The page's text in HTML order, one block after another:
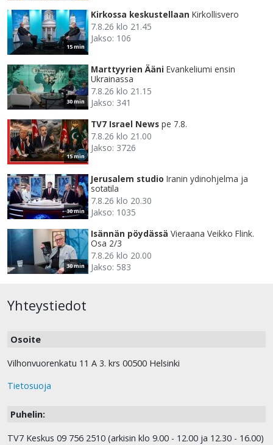
15 min
Kirkossa keskustellaan Kirkollisvero
7.8.26 klo 21.45
Jakso: 106
30 min
Marttyyrien Ääni Evankeliumi ensin
Ukrainassa
7.8.26 klo 21.15
Jakso: 341
15 min
TV7 Israel News pe 7.8.
7.8.26 klo 21.00
Jakso: 3726
30 min
Jerusalem studio Iranin ydinohjelma ja
sotatila
7.8.26 klo 20.30
Jakso: 1035
30 min
Isännän pöydässä Vieraana Veikko Flink.
Osa 2/3
7.8.26 klo 20.00
Jakso: 583
Yhteystiedot
Osoite
Vilhonvuorenkatu 11 A 3. krs 00500 Helsinki
Tietosuoja
Puhelin:
TV7 Keskus 09 756 2510 (arkisin klo 9.00 - 12.00 ja 12.30 - 16.00)